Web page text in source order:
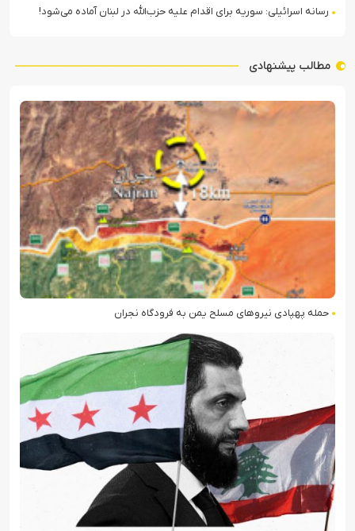
رسانه اسرائیلی: سوریه برای اقدام علیه حزب‌الله در لبنان آماده می‌شود!
مطالب پیشنهادی
حمله پهپادی نیروهای مسلح یمن به فرودگاه نجران